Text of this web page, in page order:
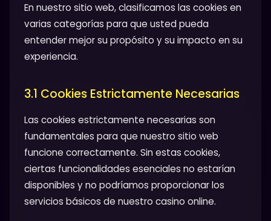
En nuestro sitio web, clasificamos las cookies en
varias categorías para que usted pueda
entender mejor su propósito y su impacto en su
experiencia.
3.1 Cookies Estrictamente Necesarias
Las cookies estrictamente necesarias son
fundamentales para que nuestro sitio web
funcione correctamente. Sin estas cookies,
ciertas funcionalidades esenciales no estarían
disponibles y no podríamos proporcionar los
servicios básicos de nuestro casino online.